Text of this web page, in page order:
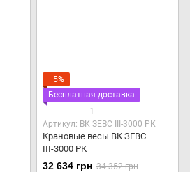
−5%
Бесплатная доставка
1
Артикул: ВК ЗЕВС ІІІ-3000 РК
Крановые весы ВК ЗЕВС
ІІІ-3000 РК
32 634 грн 34 352 грн